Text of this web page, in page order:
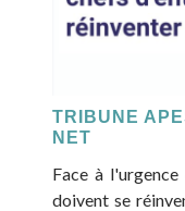
TRIBUNE
NET
Face à
doivent se